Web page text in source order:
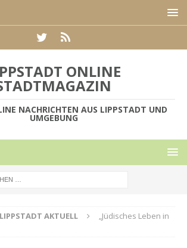
ONLINE
NACHRICHTEN AUS LIPPSTADT UND
UMGEBUNG
LIPPSTADT AKTUELL
„Jüdisches Leben in